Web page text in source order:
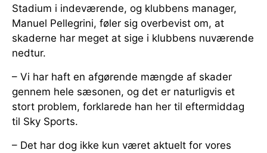
Stadium i indeværende, og klubbens manager,
Manuel Pellegrini, føler sig overbevist om, at
skaderne har meget at sige i klubbens nuværende
nedtur.
– Vi har haft en afgørende mængde af skader
gennem hele sæsonen, og det er naturligvis et
stort problem, forklarede han her til eftermiddag
til Sky Sports.
– Det har dog ikke kun været aktuelt for vores